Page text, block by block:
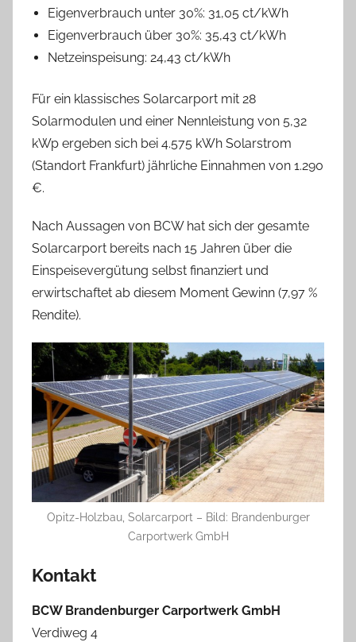
Eigenverbrauch unter 30%: 31,05 ct/kWh
Eigenverbrauch über 30%: 35,43 ct/kWh
Netzeinspeisung: 24,43 ct/kWh
Für ein klassisches Solarcarport mit 28
Solarmodulen und einer Nennleistung von 5,32
kWp ergeben sich bei 4.575 kWh Solarstrom
(Standort Frankfurt) jährliche Einnahmen von 1.290
€.
Nach Aussagen von BCW hat sich der gesamte
Solarcarport bereits nach 15 Jahren über die
Einspeisevergütung selbst finanziert und
erwirtschaftet ab diesem Moment Gewinn (7,97 %
Rendite).
Opitz-Holzbau, Solarcarport – Bild: Brandenburger
Carportwerk GmbH
Kontakt
BCW Brandenburger Carportwerk GmbH
Verdiweg 4